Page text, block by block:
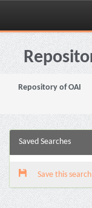
Skip
navigation
Repository of OAI
Saved Searches
Save this search